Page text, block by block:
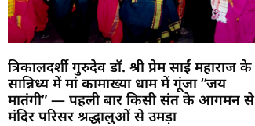
त्रिकालदर्शी गुरुदेव डॉ. श्री प्रेम साईं महाराज के
सान्निध्य में मां कामाख्या धाम में गूंजा “जय
मातंगी” — पहली बार किसी संत के आगमन से
मंदिर परिसर श्रद्धालुओं से उमड़ा